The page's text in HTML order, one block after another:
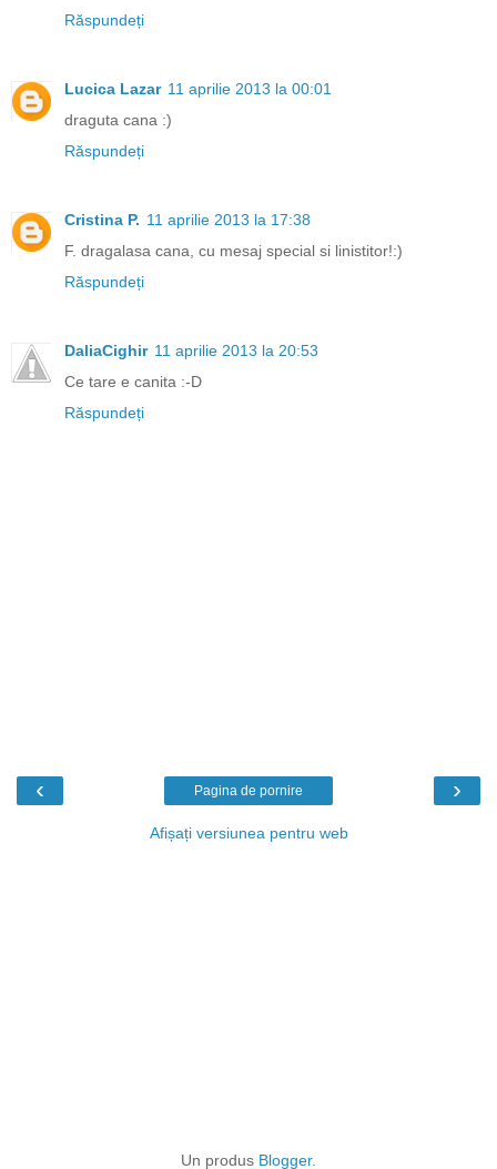
Răspundeți
Lucica Lazar 11 aprilie 2013 la 00:01
draguta cana :)
Răspundeți
Cristina P. 11 aprilie 2013 la 17:38
F. dragalasa cana, cu mesaj special si linistitor!:)
Răspundeți
DaliaCighir 11 aprilie 2013 la 20:53
Ce tare e canita :-D
Răspundeți
‹ ›
Pagina de pornire
Afișați versiunea pentru web
Un produs Blogger.